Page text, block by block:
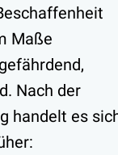
Maße
Nach der
handelt es